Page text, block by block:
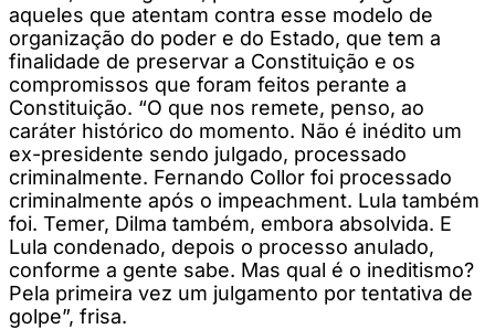
aqueles que atentam contra esse modelo de
organização do poder e do Estado, que tem a
finalidade de preservar a Constituição e os
compromissos que foram feitos perante a
Constituição. “O que nos remete, penso, ao
caráter histórico do momento. Não é inédito um
ex-presidente sendo julgado, processado
criminalmente. Fernando Collor foi processado
criminalmente após o impeachment. Lula também
foi. Temer, Dilma também, embora absolvida. E
Lula condenado, depois o processo anulado,
conforme a gente sabe. Mas qual é o ineditismo?
Pela primeira vez um julgamento por tentativa de
golpe”, frisa.